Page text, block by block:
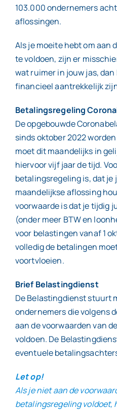
103.000 ondernemers
aflossingen.
Als je moeite hebt om aan
te voldoen, zijn er
wat ruimer in jouw jas,
financieel aantrekkelijk
Betalingsregeling
De opgebouwde
sinds oktober 2022
moet dit maandelijks in
hiervoor vijf jaar de tijd.
betalingsregeling is, dat je
maandelijkse aflossing
voorwaarde is dat je tijdig
(onder meer BTW en
voor belastingen vanaf 1
volledig de betalingen
voortvloeien.
Brief Belastingdienst
De Belastingdienst stuurt
ondernemers die volgens
aan de voorwaarden van
voldoen. De
eventuele
Let op!
Als je niet aan de
betalingsregeling voldoet,